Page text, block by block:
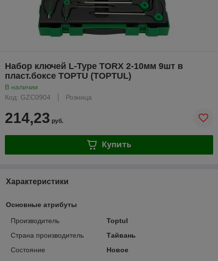
Набор ключей L-Type TORX 2-10мм 9шт в
пласт.боксе TOPTU (TOPTUL)
В наличии
Код: GZC0904
Розница
214,23 руб.
Купить
Характеристики
Основные атрибуты
Производитель
Toptul
Страна производитель
Тайвань
Состояние
Новое